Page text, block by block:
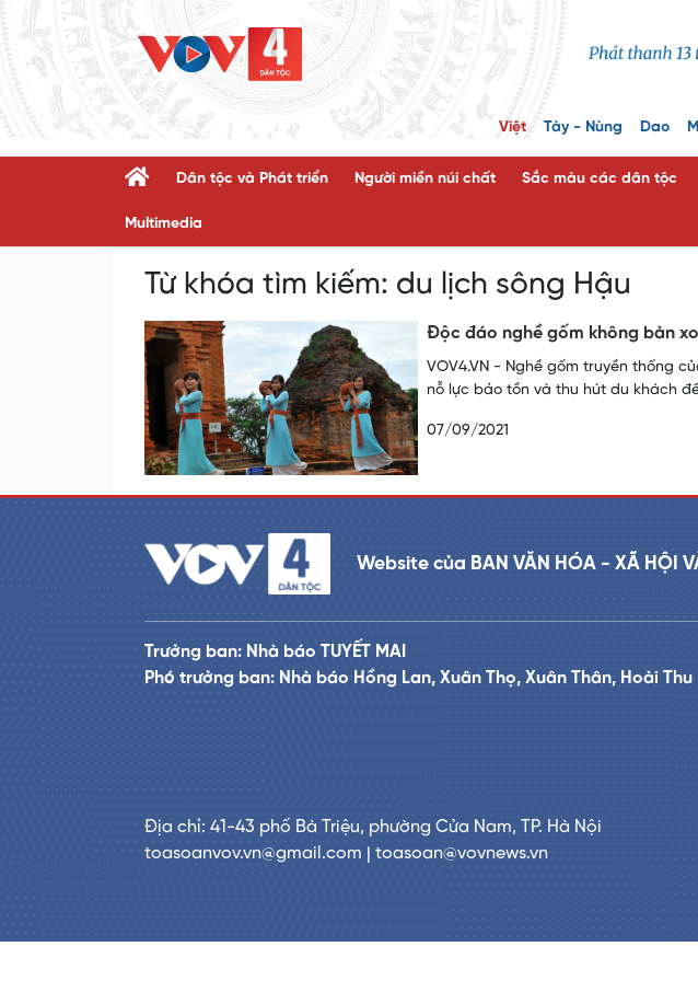
Việt Tày - Nùng Dao
Dân tộc và Phát triển Người miền núi chất Sắc màu các dân tộc
Multimedia
Từ khóa tìm kiếm: du lịch sông Hậu
Độc đáo nghề gốm không bàn
VOV4.VN - Nghề gốm truyền thống
nỗ lực bảo tồn và thu hút du khách
07/09/2021
Website của BAN VĂN HÓA - XÃ HỘI
Trưởng ban: Nhà báo TUYẾT MAI
Phó trưởng ban: Nhà báo Hồng Lan, Xuân Thọ, Xuân Thân, Hoài Thu
Địa chỉ: 41-43 phố Bà Triệu, phường Cửa Nam, TP. Hà Nội
toasoanvov.vn@gmail.com | toasoan@vovnews.vn